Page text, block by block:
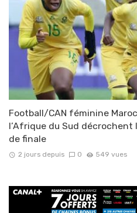
Football/CAN féminine
l’Afrique du Sud
de finale
2 jours depuis 0 549 vues